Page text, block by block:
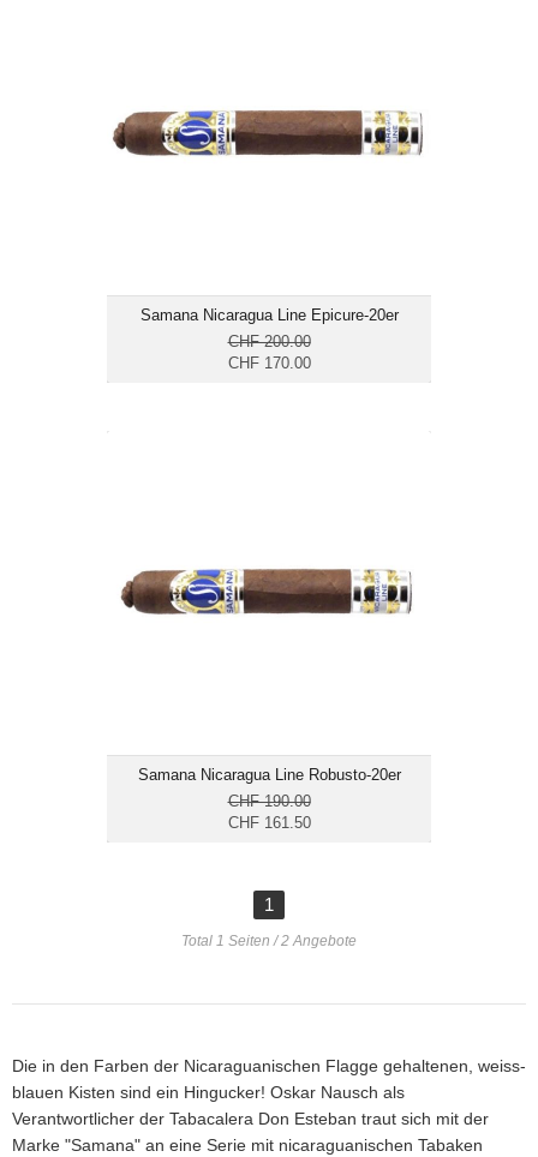
Samana Nicaragua Line Epicure-20er
CHF 200.00
CHF 170.00
Ringmass: 54
Länge: 15.2
mittelkräftig bis kräftig
Samana Nicaragua Line Robusto-20er
CHF 190.00
CHF 161.50
Ringmass: 50
Länge: 12.6
mittelkräftig bis kräftig
1
Total 1 Seiten / 2 Angebote
Die in den Farben der Nicaraguanischen Flagge gehaltenen, weiss-
blauen Kisten sind ein Hingucker! Oskar Nausch als
Verantwortlicher der Tabacalera Don Esteban traut sich mit der
Marke "Samana" an eine Serie mit nicaraguanischen Tabaken